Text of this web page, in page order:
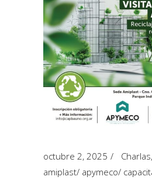
octubre 2, 2025 Charlas,
amiplast/ apymeco/